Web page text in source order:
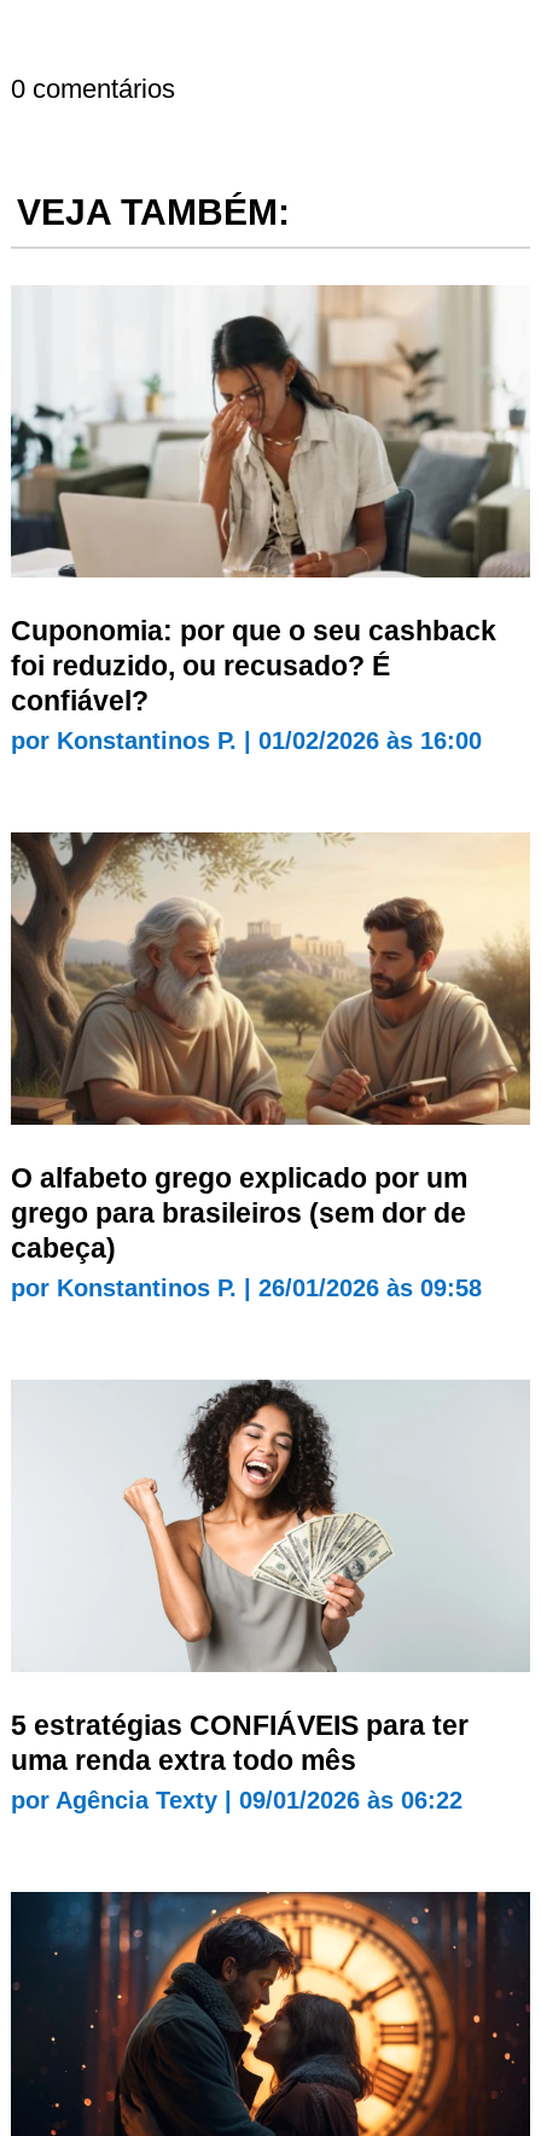
0 comentários
VEJA TAMBÉM:
Cuponomia: por que o seu cashback
foi reduzido, ou recusado? É
confiável?
por Konstantinos P. 01/02/2026 às 16:00
O alfabeto grego explicado por um
grego para brasileiros (sem dor de
cabeça)
por Konstantinos P. 26/01/2026 às 09:58
5 estratégias CONFIÁVEIS para ter
uma renda extra todo mês
por Agência Texty| 09/01/2026 às 06:22